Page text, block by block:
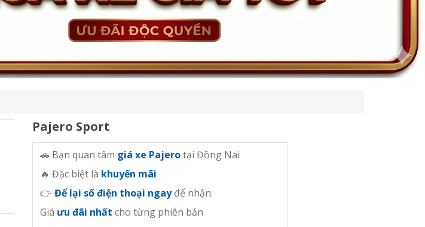
Pajero Sport
🚗 Bạn quan tâm giá xe Pajerotại Đồng Nai
🔥 Đặc biệt là khuyến mãi
👉 Để lại số điện thoại ngayđể nhận:
Giá ưu đãi nhất cho từng phiên bản